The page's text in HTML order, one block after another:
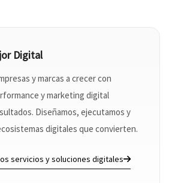
Digital
y marcas a crecer con
y marketing digital
Diseñamos, ejecutamos y
digitales que convierten.
servicios y soluciones digitales